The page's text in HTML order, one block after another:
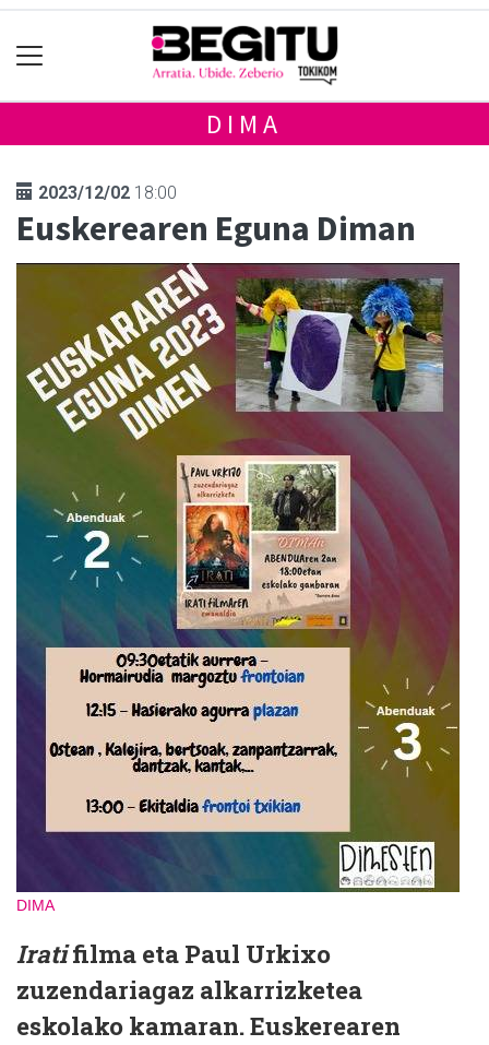
DIMA
2023/12/02 18:00
Euskerearen Eguna Diman
DIMA
Iratifilma eta Paul Urkixo
zuzendariagaz alkarrizketea
eskolako kamaran. Euskerearen